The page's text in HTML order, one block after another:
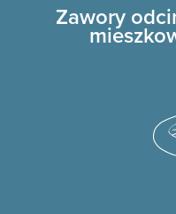
Zawory